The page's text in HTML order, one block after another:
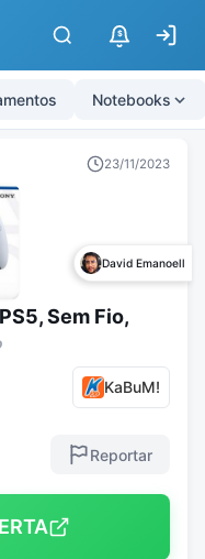
$
Notebooks
23/11/2023
David Emanoell
Sem Fio,
KaBuM!
Reportar